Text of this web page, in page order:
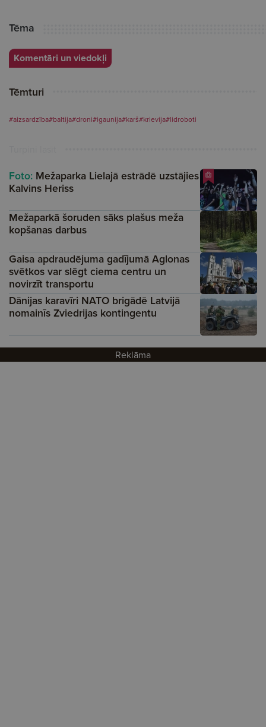
Tēma
Komentāri un viedokļi
Tēmturi
#aizsardzība#baltija#droni#igaunija#karš#krievija#lidroboti
Foto: Mežaparka Lielajā estrādē uzstājies
Kalvins Heriss
Mežaparkā šoruden sāks plašus meža
kopšanas darbus
Gaisa apdraudējuma gadījumā Aglonas
svētkos var slēgt ciema centru un
novirzīt transportu
Dānijas karavīri NATO brigādē Latvijā
nomainīs Zviedrijas kontingentu
Reklāma